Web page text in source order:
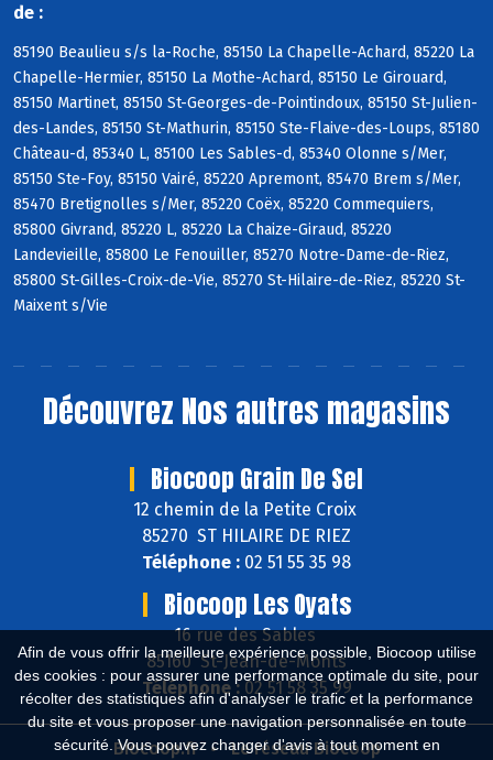
Afin de vous offrir la meilleure expérience possible, Biocoop utilise
des cookies : pour assurer une performance optimale du site, pour
récolter des statistiques afin d'analyser le trafic et la performance
du site et vous proposer une navigation personnalisée en toute
sécurité. Vous pouvez changer d'avis à tout moment en
de :
85190 Beaulieu s/s la-Roche, 85150 La Chapelle-Achard, 85220 La
Chapelle-Hermier, 85150 La Mothe-Achard, 85150 Le Girouard,
85150 Martinet, 85150 St-Georges-de-Pointindoux, 85150 St-Julien-
des-Landes, 85150 St-Mathurin, 85150 Ste-Flaive-des-Loups, 85180
Château-d, 85340 L, 85100 Les Sables-d, 85340 Olonne s/Mer,
85150 Ste-Foy, 85150 Vairé, 85220 Apremont, 85470 Brem s/Mer,
85470 Bretignolles s/Mer, 85220 Coëx, 85220 Commequiers,
85800 Givrand, 85220 L, 85220 La Chaize-Giraud, 85220
Landevieille, 85800 Le Fenouiller, 85270 Notre-Dame-de-Riez,
85800 St-Gilles-Croix-de-Vie, 85270 St-Hilaire-de-Riez, 85220 St-
Maixent s/Vie
Découvrez Nos autres magasins
Biocoop Grain De Sel
12 chemin de la Petite Croix
85270 ST HILAIRE DE RIEZ
Téléphone : 02 51 55 35 98
Biocoop Les Oyats
16 rue des Sables
85160 St-Jean-de-Monts
Téléphone :02 51 58 35 99
Biocoop.fr Le réseau Biocoop